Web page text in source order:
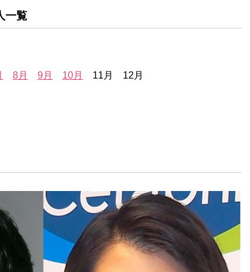
一覧
8月 9月 10月 11月 12月